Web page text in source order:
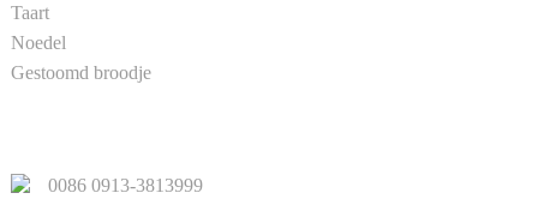
Taart
Noedel
Gestoomd broodje
0086 0913-3813999